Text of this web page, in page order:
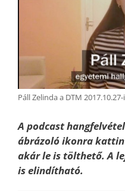
Páll Zelinda a DTM
A podcast
ábrázoló ikonra
akár le is tölthető. A
is elindítható.